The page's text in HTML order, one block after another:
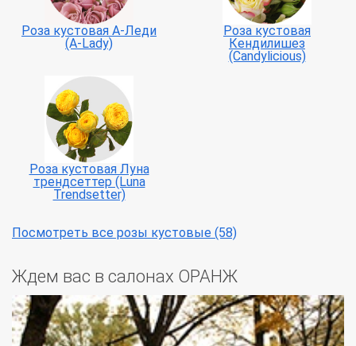
Роза кустовая А-Леди
(A-Lady)
Роза кустовая
Кендилишез
(Candylicious)
Роза кустовая Луна
трендсеттер (Luna
Trendsetter)
Посмотреть все розы кустовые (58)
Ждем вас в салонах ОРАНЖ